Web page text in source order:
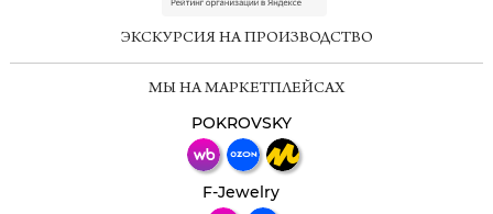
ЭКСКУРСИЯ НА ПРОИЗВОДСТВО
МЫ НА МАРКЕТПЛЕЙСАХ
POKROVSKY
F-Jewelry